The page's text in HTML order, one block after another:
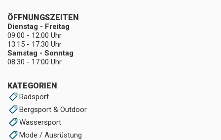
KATEGORIEN
Radsport
Bergsport & Outdoor
Wassersport
Mode / Ausrüstung
ÖFFNUNGSZEITEN
Dienstag - Freitag
09:00 - 12:00 Uhr
13:15 - 17:30 Uhr
Samstag - Sonntag
08:30 - 17:00 Uhr